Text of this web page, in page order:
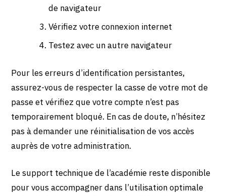
de navigateur
Vérifiez votre connexion internet
Testez avec un autre navigateur
Pour les erreurs d’identification persistantes,
assurez-vous de respecter la casse de votre mot de
passe et vérifiez que votre compte n’est pas
temporairement bloqué. En cas de doute, n’hésitez
pas à demander une réinitialisation de vos accès
auprès de votre administration.
Le support technique de l’académie reste disponible
pour vous accompagner dans l’utilisation optimale